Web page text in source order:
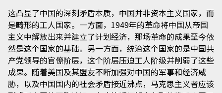
这凸显了中国的深刻矛盾本质，中国并非资本主义国家，而
是畸形的工人国家。一方面，1949年的革命将中国从帝国
主义中解放出来并建立了计划经济，那场革命的成果至今依
然是这个国家的基础。另一方面，统治这个国家的是中国共
产党领导的官僚阶层，这个阶层压迫工人阶级并削弱了这些
成果。随着美国及其盟友不断加强对中国的军事和经济威
胁，以及中国国内的社会矛盾接近沸点，马克思主义者应该